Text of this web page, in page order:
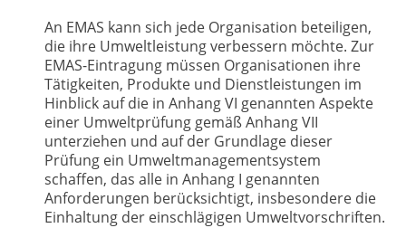
An EMAS kann sich jede Organisation beteiligen,
die ihre Umweltleistung verbessern möchte. Zur
EMAS-Eintragung müssen Organisationen ihre
Tätigkeiten, Produkte und Dienstleistungen im
Hinblick auf die in Anhang VI genannten Aspekte
einer Umweltprüfung gemäß Anhang VII
unterziehen und auf der Grundlage dieser
Prüfung ein Umweltmanagementsystem
schaffen, das alle in Anhang I genannten
Anforderungen berücksichtigt, insbesondere die
Einhaltung der einschlägigen Umweltvorschriften.